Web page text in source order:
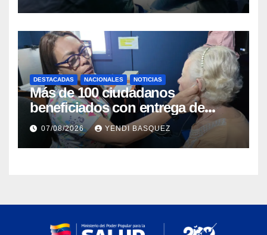
DESTACADAS NACIONALES NOTICIAS
Más de 100 ciudadanos
beneficiados con entrega de
prótesis auditivas en el Centro de
Rehabilitación J.J. Arvelo
07/08/2026 YENDI BASQUEZ